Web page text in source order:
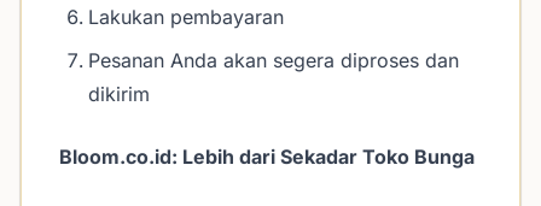
Lakukan pembayaran
Pesanan Anda akan segera diproses dan
dikirim
Bloom.co.id: Lebih dari Sekadar Toko Bunga